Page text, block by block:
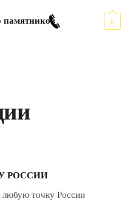
0
РОССИИ
точку России